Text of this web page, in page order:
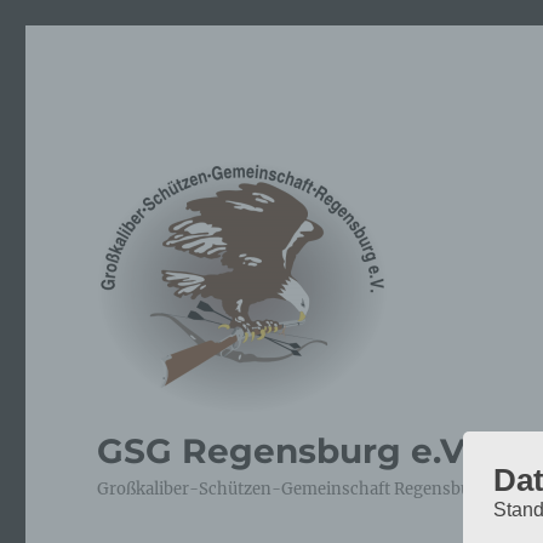
GSG Regensburg e.V.
Großkaliber-Schützen-Gemeinschaft Regensburg e.V. –